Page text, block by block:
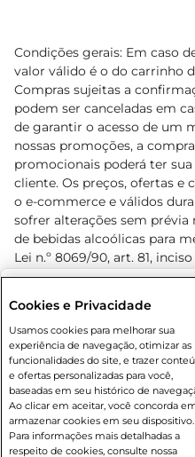
Rio de Janeiro (RJ)
Caso queira comprar online,
suas compras:
Entrega em casa
Condições gerais: Em caso
valor válido é o do carrinho
Compras sujeitas a
podem ser canceladas em
de garantir o acesso de um
nossas promoções, a
promocionais poderá ter
cliente. Os preços, ofertas e
o e-commerce e válidos
sofrer alterações sem
de bebidas alcoólicas para
Lei n.º 8069/90, art. 81,
Adolescente). Preços e
prévio. O valor mínimo para
80,00.
© 2026
Cookies e Privacidade
Usamos cookies para melhorar sua
experiência de navegação, otimizar as
funcionalidades do site, e trazer
e ofertas personalizadas para você,
baseadas em seu histórico de
Ao clicar em aceitar, você concorda
armazenar cookies em seu dispositivo.
Para informações mais detalhadas a
respeito de cookies, consulte nossa